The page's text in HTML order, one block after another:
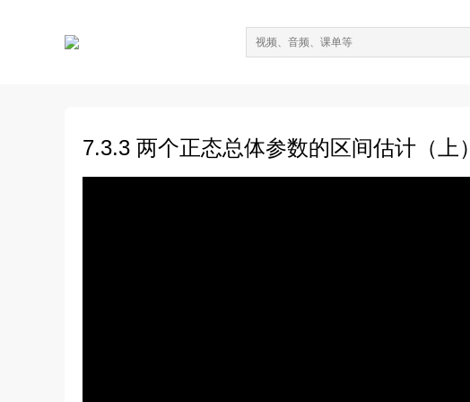
7.3.3 两个正态总体参数的区间估计（上）